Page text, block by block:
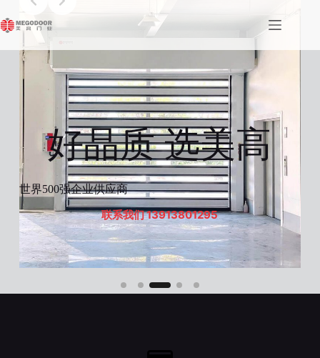
至
内
容
好品质 选美高
世界500强企业供应商
联系我们 13913801295